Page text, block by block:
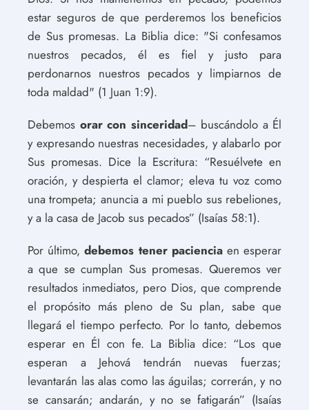
estar seguros de que perderemos los beneficios
de Sus promesas. La Biblia dice: "Si confesamos
nuestros pecados, él es fiel y justo para
perdonarnos nuestros pecados y limpiarnos de
toda maldad" (1 Juan 1:9).
Debemos orar con sinceridad– buscándolo a Él
y expresando nuestras necesidades, y alabarlo por
Sus promesas. Dice la Escritura: “Resuélvete en
oración, y despierta el clamor; eleva tu voz como
una trompeta; anuncia a mi pueblo sus rebeliones,
y a la casa de Jacob sus pecados” (Isaías 58:1).
Por último,debemos tener pacienciaen esperar
a que se cumplan Sus promesas. Queremos ver
resultados inmediatos, pero Dios, que comprende
el propósito más pleno de Su plan, sabe que
llegará el tiempo perfecto. Por lo tanto, debemos
esperar en Él con fe. La Biblia dice: “Los que
esperan a Jehová tendrán nuevas fuerzas;
levantarán las alas como las águilas; correrán, y no
se cansarán; andarán, y no se fatigarán” (Isaías